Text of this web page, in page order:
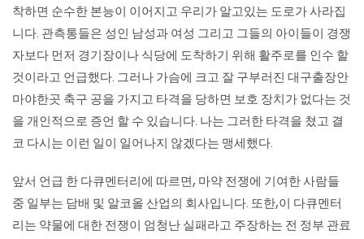
착하면 순수한 본능이 이어지고 우리가 알고있는 도로가 사라집
니다. 관측통들은 성인 남성과 여성 그리고 그들의 아이들이 경쟁
자보다 먼저 경기장이나 식당에 도착하기 위해 활주로를 인수 할
것이라고 언급했다. 그러나 가슴에 크고 잘 구부러진 대구출장안
마야한곳 축구 공을 가지고 타격을 당하면 보호 장치가 없다는 것
을 개인적으로 증언 할 수 있습니다. 나는 그러한 타격을 쳤고 결
코 다시는 이런 일이 일어나지 않겠다는 맹세했다.
앞서 언급 한 다큐멘터리에 따르면, 마약 전쟁에 기여한 사람들
중 일부는 담배 및 알코올 산업의 회사입니다. 또한,이 다큐멘터
리는 약물에 대한 전쟁이 엄청난 실패라고 주장하는 전 정부 관료